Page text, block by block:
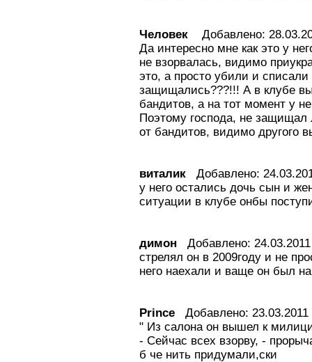
Человек
Добавлено:
Да интересно мне как это у
не взорвалась, видимо
это, а просто убили и списали
защищались???!!! А в клубе
бандитов, а на тот момент у
Поэтому господа, не
от бандитов, видимо другого
виталик Добавлено:
у него остались дочь сын и
ситуации в клубе онбы
димон Добавлено:
стрелял он в 2009году и не
него наехали и ваще он был
Prince Добавлено: 23.03.2011
" Из салона он вышел к
- Сейчас всех взорву, -
б че нить придумали,ски